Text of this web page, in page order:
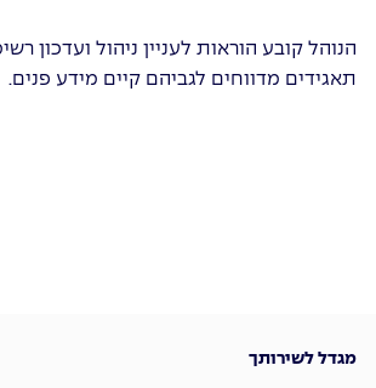
הנוהל קובע הוראות לעניין ניהול ועדכון
תאגידים מדווחים לגביהם קיים מידע פנים.
מגדל לשירותך